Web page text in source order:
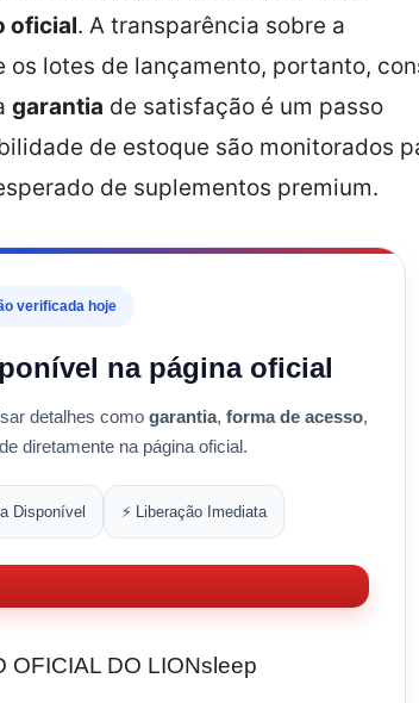
oficial. A transparência sobre a
lotes de lançamento, portanto,
garantia de satisfação é um passo
de estoque são monitorados
de suplementos premium.
verificada hoje
na página oficial
detalhes comogarantia,forma de acesso,
diretamente na página oficial.
Disponível ⚡ Liberação Imediata
OFICIAL DO LIONsleep